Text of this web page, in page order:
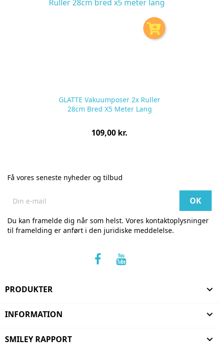
GLATTE Vakuumposer 2x Ruller
28cm Bred X5 Meter Lang
Pris
109,00 kr.
Få vores seneste nyheder og tilbud
Du kan framelde dig når som helst. Vores kontaktoplysninger
til framelding er anført i den juridiske meddelelse.
PRODUKTER 
INFORMATION 
SMILEY RAPPORT 